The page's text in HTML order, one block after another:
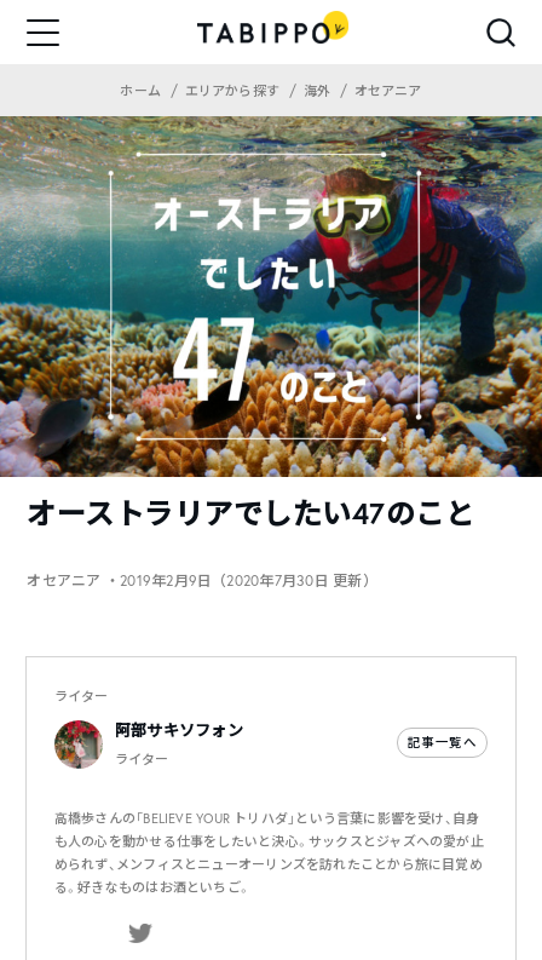
ホーム エリアから探す 海外 オセアニア
オーストラリアでしたい47のこと
オセアニア ・2019年2月9日（2020年7月30日 更新）
ライター
阿部サキソフォン
ライター
記事一覧へ
高橋歩さんの「BELIEVE YOUR トリハダ」という言葉に影響を受け、自身
も人の心を動かせる仕事をしたいと決心。サックスとジャズへの愛が止
められず、メンフィスとニューオーリンズを訪れたことから旅に目覚め
る。好きなものはお酒といちご。